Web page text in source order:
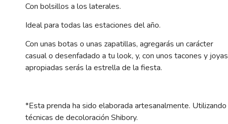
Con bolsillos a los laterales.
Ideal para todas las estaciones del año.
Con unas botas o unas zapatillas, agregarás un carácter
casual o desenfadado a tu look, y, con unos tacones y joyas
apropiadas serás la estrella de la fiesta.
*Esta prenda ha sido elaborada artesanalmente. Utilizando
técnicas de decoloración Shibory.